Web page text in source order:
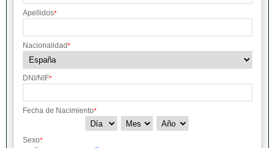
Apellidos*
Nacionalidad*
DNI/NIF*
Fecha de Nacimiento*
Sexo*